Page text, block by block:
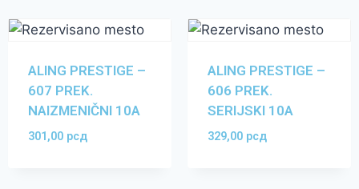
ALING PRESTIGE –
607 PREK.
NAIZMENIČNI 10A
301,00 рсд
ALING PRESTIGE –
606 PREK.
SERIJSKI 10A
329,00 рсд